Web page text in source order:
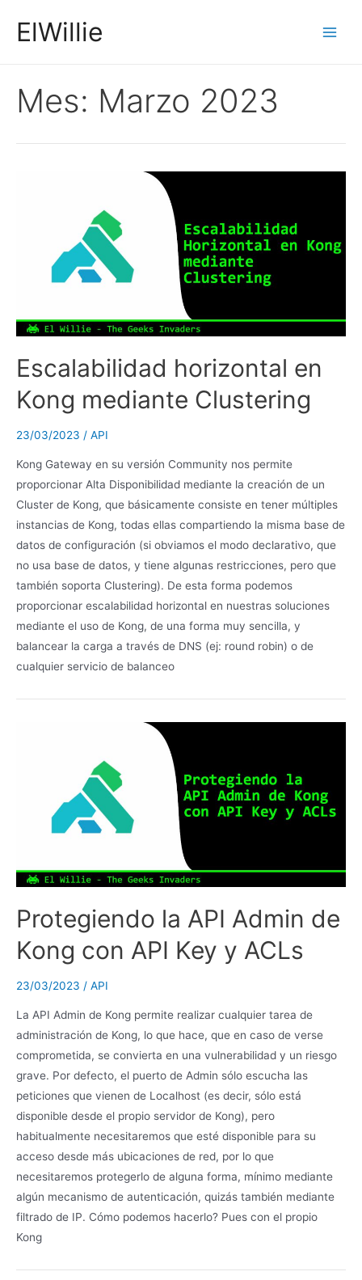
ElWillie
Mes: Marzo 2023
Escalabilidad horizontal en
Kong mediante Clustering
23/03/2023 / API
Kong Gateway en su versión Community nos permite
proporcionar Alta Disponibilidad mediante la creación de un
Cluster de Kong, que básicamente consiste en tener múltiples
instancias de Kong, todas ellas compartiendo la misma base de
datos de configuración (si obviamos el modo declarativo, que
no usa base de datos, y tiene algunas restricciones, pero que
también soporta Clustering). De esta forma podemos
proporcionar escalabilidad horizontal en nuestras soluciones
mediante el uso de Kong, de una forma muy sencilla, y
balancear la carga a través de DNS (ej: round robin) o de
cualquier servicio de balanceo
Protegiendo la API Admin de
Kong con API Key y ACLs
23/03/2023 / API
La API Admin de Kong permite realizar cualquier tarea de
administración de Kong, lo que hace, que en caso de verse
comprometida, se convierta en una vulnerabilidad y un riesgo
grave. Por defecto, el puerto de Admin sólo escucha las
peticiones que vienen de Localhost (es decir, sólo está
disponible desde el propio servidor de Kong), pero
habitualmente necesitaremos que esté disponible para su
acceso desde más ubicaciones de red, por lo que
necesitaremos protegerlo de alguna forma, mínimo mediante
algún mecanismo de autenticación, quizás también mediante
filtrado de IP. Cómo podemos hacerlo? Pues con el propio
Kong